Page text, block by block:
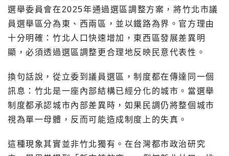
選舉委員會在2025年通過選區調整方案，將竹北市議
員選舉區分為東、西兩區，並以鐵路為界。官方理由
十分明確：竹北人口快速增加，東西區發展差異明
顯，必須透過選區調整更合理地反映民意代表性。
換句話說，從立委到議員選區，制度都在傳達同一個
訊息：竹北是一座內部結構已經分化的城市。當選舉
制度都承認城市內部差異時，如果民調仍將整個城市
視為單一母體，反而可能造成制度上的失真。
這種現象其實並非竹北獨有。在台灣都市政治研究